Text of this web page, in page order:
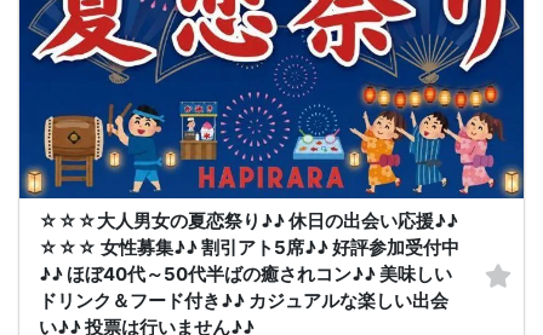
☆☆☆大人男女の夏恋祭り♪♪ 休日の出会い応援♪♪
☆☆☆ 女性募集♪♪ 割引アト5席♪♪ 好評参加受付中
♪♪ ほぼ40代～50代半ばの癒されコン♪♪ 美味しい
ドリンク＆フード付き♪♪ カジュアルな楽しい出会
い♪♪ 投票は行いません♪♪